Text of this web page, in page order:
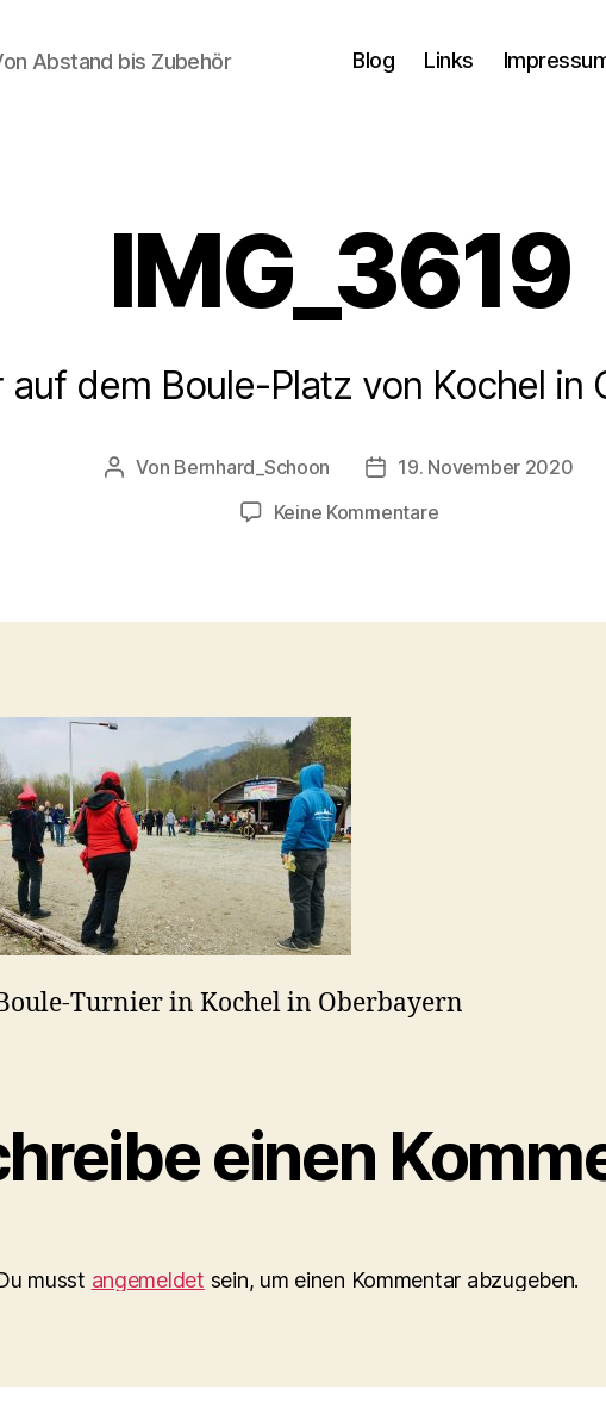
Abstand bis Zubehör Blog Links
IMG_3619
auf dem Boule-Platz von Kochel in
Beitragsautor
Von Bernhard_Schoon Veröffentlichungsdatum
19. November 2020
Keine Kommentarezu
Turnier in Kochel in Oberbayern
einen
musst angemeldet sein, um einen Kommentar abzugeben.